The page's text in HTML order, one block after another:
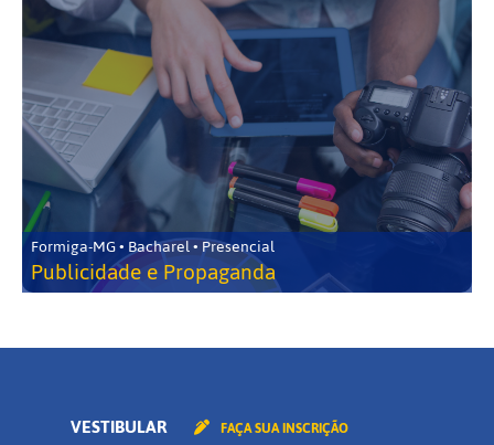
Formiga-MG • Bacharel • Presencial
Publicidade e Propaganda
VESTIBULAR FAÇA SUA INSCRIÇÃO